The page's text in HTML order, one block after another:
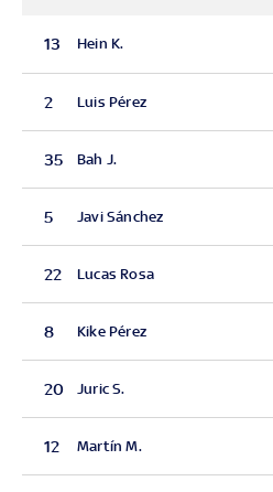
13 Hein K.
2 Luis Pérez
35 Bah J.
5 Javi Sánchez
22 Lucas Rosa
8 Kike Pérez
20 Juric S.
12 Martín M.